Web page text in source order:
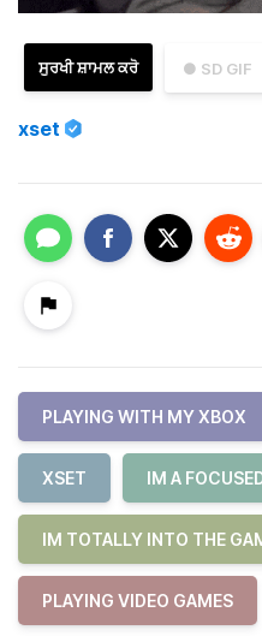
● SD GIF
ਸੁਰਖੀ ਸ਼ਾਮਲ ਕਰੋ
xset
PLAYING WITH MY XBOX
XSET IM A
IM TOTALLY INTO THE
PLAYING VIDEO GAMES